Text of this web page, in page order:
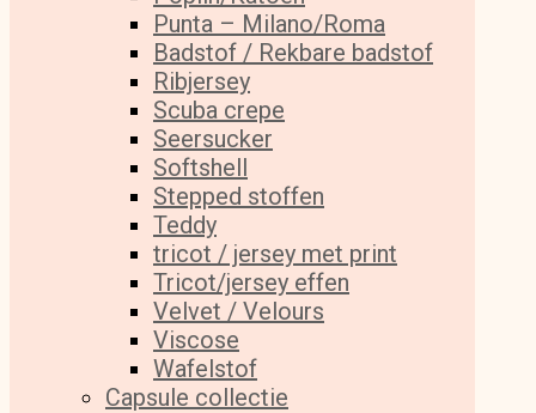
Punta – Milano/Roma
Badstof / Rekbare badstof
Ribjersey
Scuba crepe
Seersucker
Softshell
Stepped stoffen
Teddy
tricot / jersey met print
Tricot/jersey effen
Velvet / Velours
Viscose
Wafelstof
Capsule collectie